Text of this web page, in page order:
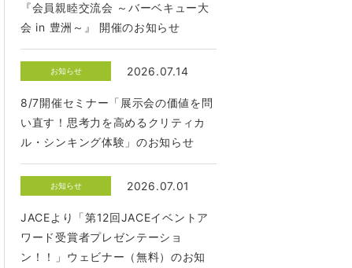
『会員親睦交流会 ～バーベキュー大
会 in 豊洲～』 開催のお知らせ
お知らせ 2026.07.14
8/7開催セミナー「展示会の価値を問
い直す！思考力を高めるクリティカ
ル・シンキング体験」のお知らせ
お知らせ 2026.07.01
JACEより「第12回JACEイベントア
ワード受賞者プレゼンテーショ
ン！！」ウェビナー（無料）のお知